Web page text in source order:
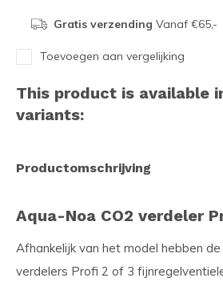
Gratis verzending Vanaf €65,-
Toevoegen aan vergelijking
This product is available
variants:
Productomschrijving
Aqua-Noa CO2 verdeler
Afhankelijk van het model hebben
verdelers Profi 2 of 3